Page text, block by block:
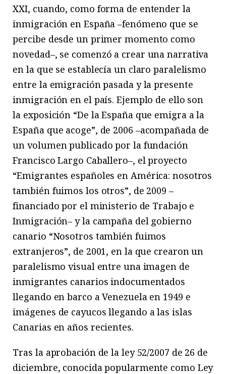
XXI, cuando, como forma de entender la
inmigración en España –fenómeno que se
percibe desde un primer momento como
novedad–, se comenzó a crear una narrativa
en la que se establecía un claro paralelismo
entre la emigración pasada y la presente
inmigración en el país. Ejemplo de ello son
la exposición “De la España que emigra a la
España que acoge”, de 2006 –acompañada de
un volumen publicado por la fundación
Francisco Largo Caballero–, el proyecto
“Emigrantes españoles en América: nosotros
también fuimos los otros”, de 2009 –
financiado por el ministerio de Trabajo e
Inmigración– y la campaña del gobierno
canario “Nosotros también fuimos
extranjeros”, de 2001, en la que crearon un
paralelismo visual entre una imagen de
inmigrantes canarios indocumentados
llegando en barco a Venezuela en 1949 e
imágenes de cayucos llegando a las islas
Canarias en años recientes.
Tras la aprobación de la ley 52/2007 de 26 de
diciembre, conocida popularmente como Ley